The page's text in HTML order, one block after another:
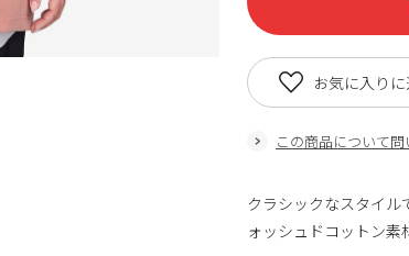
この商品について問
お気に入り
クラシックなスタイ
ォッシュドコットン素